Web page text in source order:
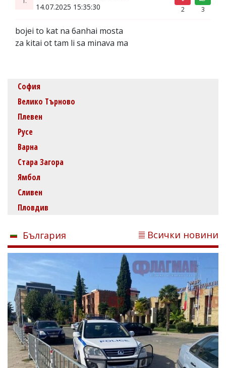
14.07.2025 15:35:30 2 3
bojei to kat na 6anhai mosta
za kitai ot tam li sa minava ma
София
Велико Търново
Плевен
Русе
Варна
Стара Загора
Ямбол
Сливен
Пловдив
България Всички новини